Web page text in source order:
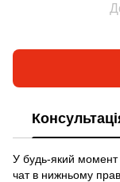
У будь-який момент
чат в нижньому